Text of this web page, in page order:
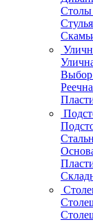
Столы
Выбор